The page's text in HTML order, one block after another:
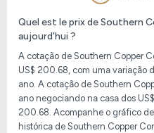
Quel est le prix de Southern
aujourd'hui ?
A cotação de Southern Copper
US$ 200.68, com uma variação
ano. A cotação de Southern
ano negociando na casa dos
200.68. Acompanhe o gráfico
histórica de Southern Copper